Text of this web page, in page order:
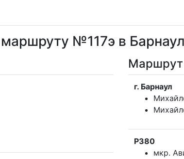
№117э в
г. Барнаул
Р380
мкр.